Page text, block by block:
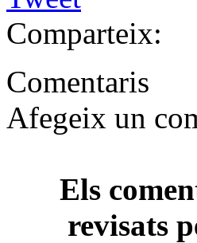
Comparteix:
Comentaris
Afegeix un
Els
revisats